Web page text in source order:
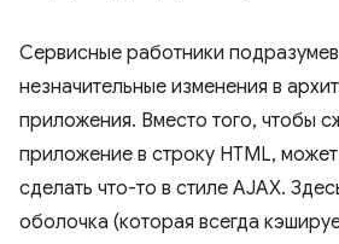
Сервисные работники
незначительные изменения в
приложения. Вместо того, чтобы
приложение в строку HTML,
сделать что-то в стиле AJAX.
оболочка (которая всегда